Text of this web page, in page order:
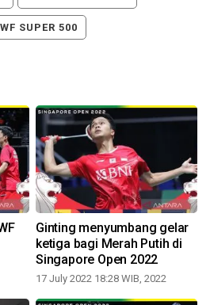
SUPER 500
Ginting menyumbang gelar
ketiga bagi Merah Putih di
Singapore Open 2022
17 July 2022 18:28 WIB, 2022